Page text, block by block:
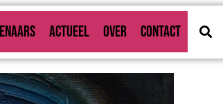
ACTUEEL OVER CONTACT